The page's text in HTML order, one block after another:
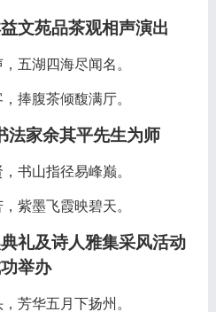
文苑品茶观相声演出
五湖四海尽闻名。
捧腹茶倾馥满厅。
法家余其平先生为师
书山指径易峰巅。
紫墨飞霞映碧天。
礼及诗人雅集采风活动
举办
芳华五月下扬州。